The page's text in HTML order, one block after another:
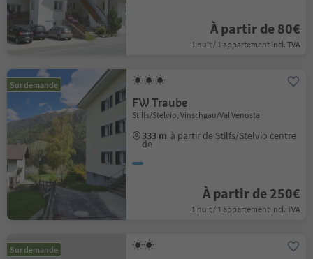
À partir de 80€
1 nuit / 1 appartement incl. TVA
Sur demande
FW Traube
Stilfs/Stelvio, Vinschgau/Val Venosta
333 m à partir de Stilfs/Stelvio centre
de
À partir de 250€
1 nuit / 1 appartement incl. TVA
Sur demande